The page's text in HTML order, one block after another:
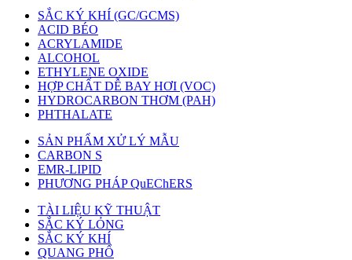
SẮC KÝ KHÍ (GC/GCMS)
ACID BÉO
ACRYLAMIDE
ALCOHOL
ETHYLENE OXIDE
HỢP CHẤT DỄ BAY HƠI (VOC)
HYDROCARBON THƠM (PAH)
PHTHALATE
SẢN PHẨM XỬ LÝ MẪU
CARBON S
EMR-LIPID
PHƯƠNG PHÁP QuEChERS
TÀI LIỆU KỸ THUẬT
SẮC KÝ LỎNG
SẮC KÝ KHÍ
QUANG PHỔ